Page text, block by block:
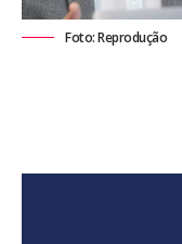
Foto: Reprodução